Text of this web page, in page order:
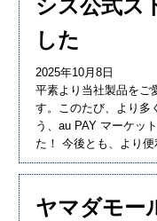
シス公式ス
した
2025年10月8日
平素より当社製品をご
す。このたび、より多
う、au PAY マーケッ
た！ 今後とも、より
ヤマダモー